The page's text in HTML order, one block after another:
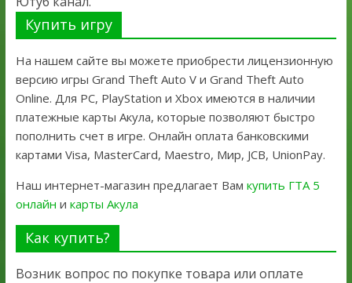
Купить игру
На нашем сайте вы можете приобрести лицензионную
версию игры Grand Theft Auto V и Grand Theft Auto
Online. Для PC, PlayStation и Xbox имеются в наличии
платежные карты Акула, которые позволяют быстро
пополнить счет в игре. Онлайн оплата банковскими
картами Visa, MasterCard, Maestro, Мир, JCB, UnionPay.
Наш интернет-магазин предлагает Вам купить ГТА 5
онлайн и карты Акула
Как купить?
Возник вопрос по покупке товара или оплате